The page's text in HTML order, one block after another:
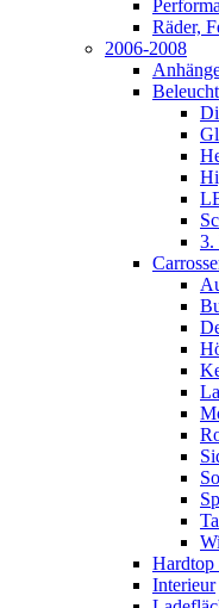
Räder,
2006-2008
3.
Interieur